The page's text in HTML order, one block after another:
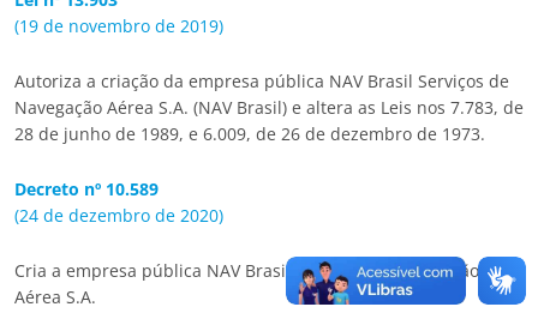
(19 de novembro de 2019)
Autoriza a criação da empresa pública NAV Brasil Serviços de
Navegação Aérea S.A. (NAV Brasil) e altera as Leis nos 7.783, de
28 de junho de 1989, e 6.009, de 26 de dezembro de 1973.
Decreto nº 10.589
(24 de dezembro de 2020)
Cria a empresa pública NAV Brasil Serviços de Navegação
Aérea S.A.